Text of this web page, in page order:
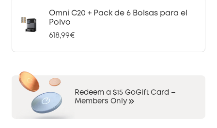
Omni C20 + Pack de 6 Bolsas para el
Polvo
618,99€
Redeem a $15 GoGift Card –
Members Only